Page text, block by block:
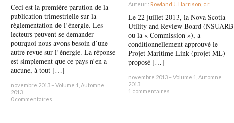
Ceci est la première parution de la
publication trimestrielle sur la
règlementation de l’énergie. Les
lecteurs peuvent se demander
pourquoi nous avons besoin d’une
autre revue sur l’énergie. La réponse
est simplement que ce pays n’en a
aucune, à tout […]
novembre 2013 – Volume 1, Automne
2013
0 commentaires
Auteur : Rowland J. Harrison, c.r.
Le 22 juillet 2013, la Nova Scotia
Utility and Review Board (NSUARB
ou la « Commission »), a
conditionnellement approuvé le
Projet Maritime Link (projet ML)
proposé […]
novembre 2013 – Volume 1, Automne
2013
1 commentaires